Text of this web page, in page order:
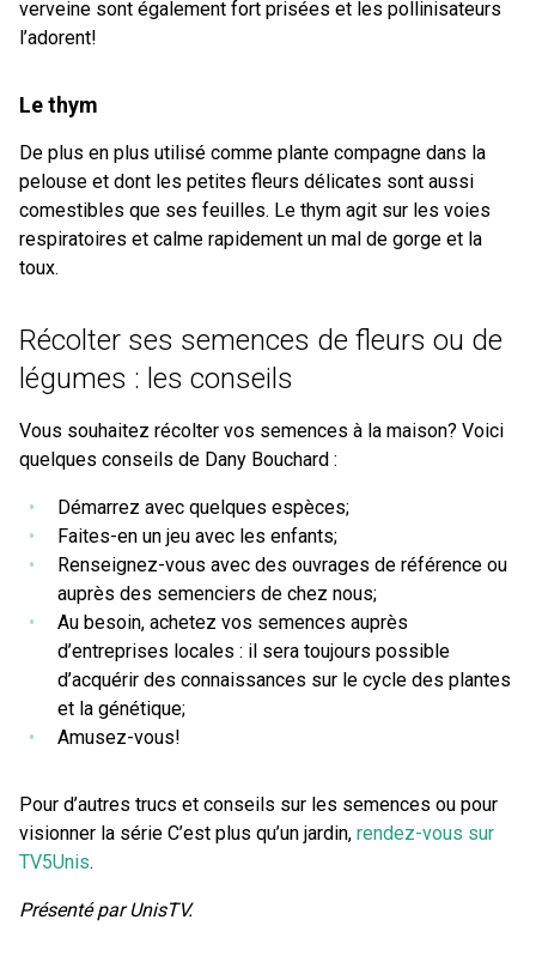
verveine sont également fort prisées et les pollinisateurs
l’adorent!
Le thym
De plus en plus utilisé comme plante compagne dans la
pelouse et dont les petites fleurs délicates sont aussi
comestibles que ses feuilles. Le thym agit sur les voies
respiratoires et calme rapidement un mal de gorge et la
toux.
Récolter ses semences de fleurs ou de
légumes : les conseils
Vous souhaitez récolter vos semences à la maison? Voici
quelques conseils de Dany Bouchard :
Démarrez avec quelques espèces;
Faites-en un jeu avec les enfants;
Renseignez-vous avec des ouvrages de référence ou
auprès des semenciers de chez nous;
Au besoin, achetez vos semences auprès
d’entreprises locales : il sera toujours possible
d’acquérir des connaissances sur le cycle des plantes
et la génétique;
Amusez-vous!
Pour d’autres trucs et conseils sur les semences ou pour
visionner la série C’est plus qu’un jardin, rendez-vous sur
TV5Unis.
Présenté par UnisTV.